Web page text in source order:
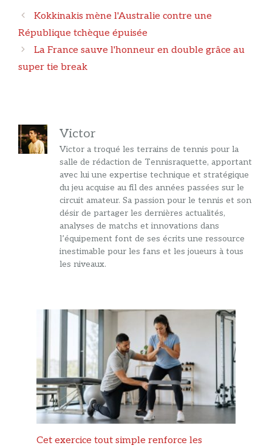
Navigation
des
articles
Kokkinakis mène l'Australie contre une
République tchèque épuisée
La France sauve l'honneur en double grâce au
super tie break
Victor
Victor a troqué les terrains de tennis pour la
salle de rédaction de Tennisraquette, apportant
avec lui une expertise technique et stratégique
du jeu acquise au fil des années passées sur le
circuit amateur. Sa passion pour le tennis et son
désir de partager les dernières actualités,
analyses de matchs et innovations dans
l’équipement font de ses écrits une ressource
inestimable pour les fans et les joueurs à tous
les niveaux.
Cet exercice tout simple renforce les